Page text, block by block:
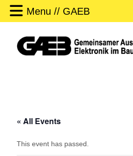
Menu // GAEB
« All Events
This event has passed.